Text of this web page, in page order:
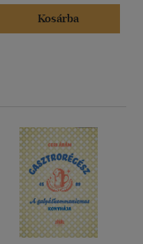
Kosárba